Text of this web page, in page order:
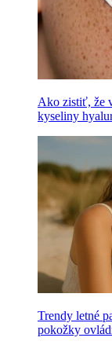
Ako zistiť, že
kyseliny
Trendy letné
pokožky